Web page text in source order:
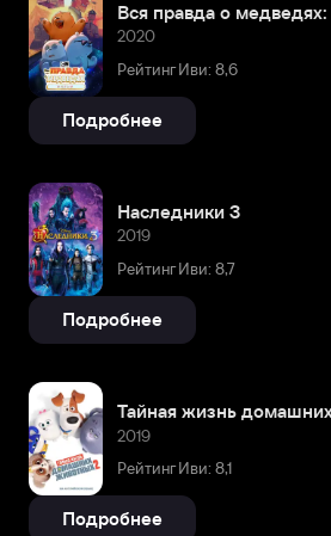
Вся правда о
2020
Рейтинг Иви: 8,6
Подробнее
Наследники 3
2019
Рейтинг Иви: 8,7
Подробнее
2019
Рейтинг Иви: 8,1
Подробнее